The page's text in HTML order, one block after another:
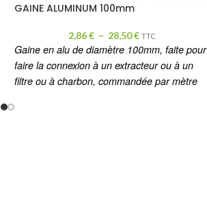
GAINE ALUMINUM 100mm
2,86€ – 28,50€ TTC
Gaine en alu de diamètre 100mm, faite pour
faire la connexion à un extracteur ou à un
filtre ou à charbon, commandée par mètre